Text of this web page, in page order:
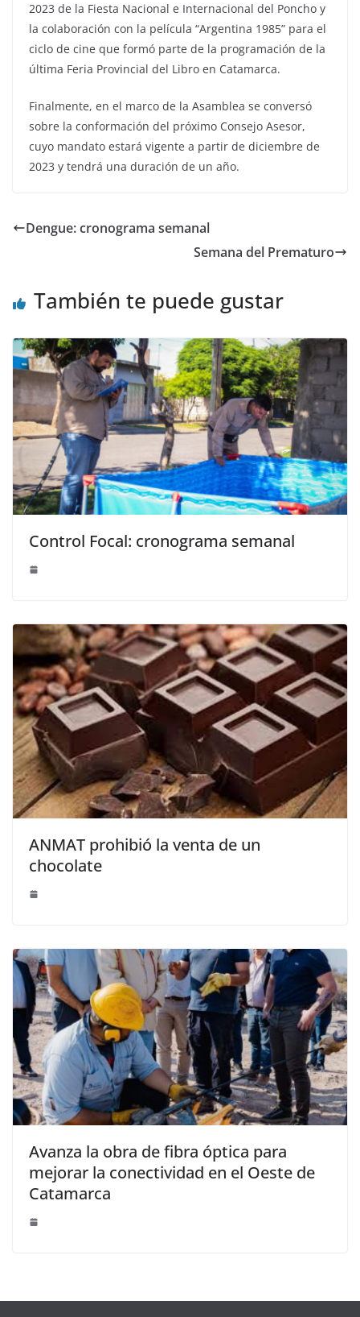
2023 de la Fiesta Nacional e Internacional del Poncho y
la colaboración con la película “Argentina 1985” para el
ciclo de cine que formó parte de la programación de la
última Feria Provincial del Libro en Catamarca.
Finalmente, en el marco de la Asamblea se conversó
sobre la conformación del próximo Consejo Asesor,
cuyo mandato estará vigente a partir de diciembre de
2023 y tendrá una duración de un año.
Dengue: cronograma semanal
Semana del Prematuro
También te puede gustar
Control Focal: cronograma semanal
ANMAT prohibió la venta de un
chocolate
Avanza la obra de fibra óptica para
mejorar la conectividad en el Oeste de
Catamarca